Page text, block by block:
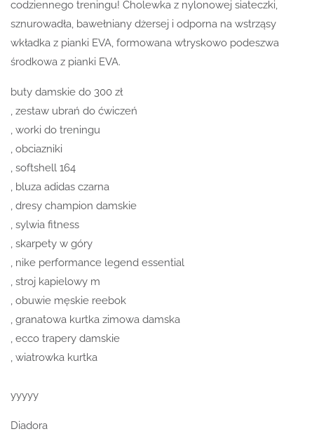
codziennego treningu! Cholewka z nylonowej siateczki,
sznurowadła, bawełniany dżersej i odporna na wstrząsy
wkładka z pianki EVA, formowana wtryskowo podeszwa
środkowa z pianki EVA.
buty damskie do 300 zł
, zestaw ubrań do ćwiczeń
, worki do treningu
, obciazniki
, softshell 164
, bluza adidas czarna
, dresy champion damskie
, sylwia fitness
, skarpety w góry
, nike performance legend essential
, stroj kapielowy m
, obuwie męskie reebok
, granatowa kurtka zimowa damska
, ecco trapery damskie
, wiatrowka kurtka
yyyyy
Diadora